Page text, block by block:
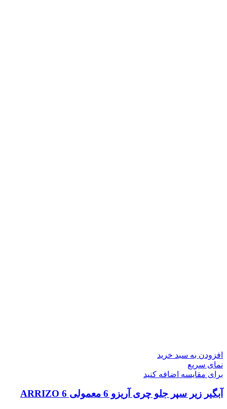
افزودن به سبد خرید
نمای سریع
برای مقایسه اضافه کنید
آبگیر زیر سپر جلو چری آریزو 6 معمولی ARRIZO 6